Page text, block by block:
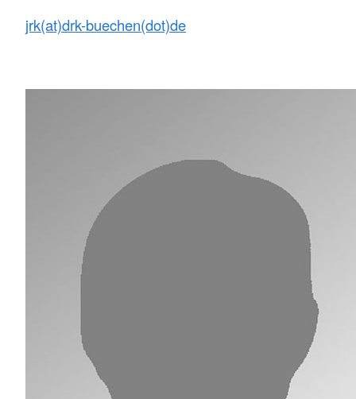
jrk(at)drk-buechen(dot)de